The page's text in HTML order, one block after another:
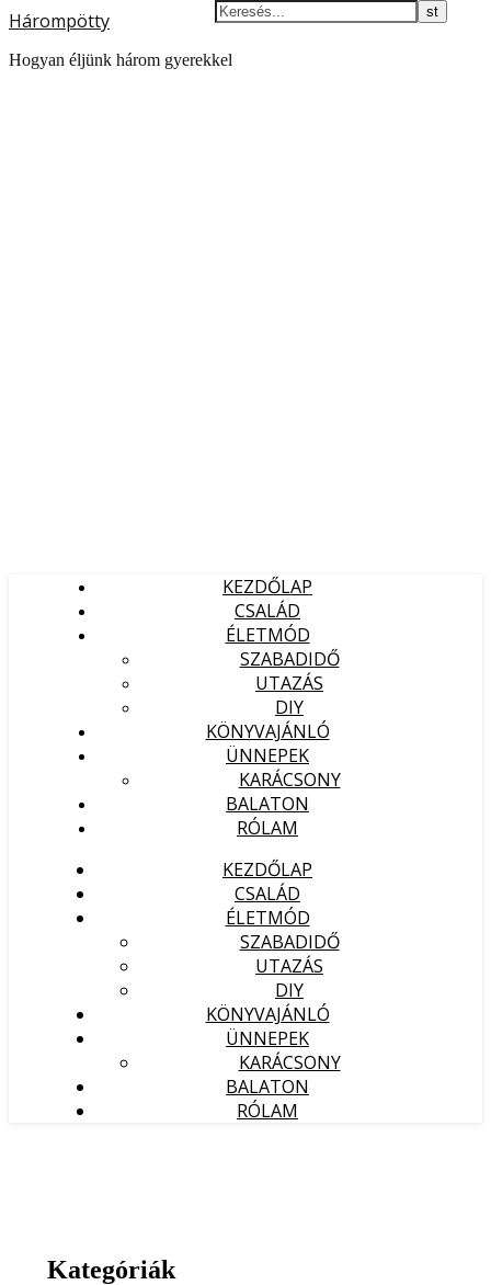
Hárompötty
Hogyan éljünk három gyerekkel
KEZDŐLAP
CSALÁD
ÉLETMÓD
SZABADIDŐ
UTAZÁS
DIY
KÖNYVAJÁNLÓ
ÜNNEPEK
KARÁCSONY
BALATON
RÓLAM
KEZDŐLAP
CSALÁD
ÉLETMÓD
SZABADIDŐ
UTAZÁS
DIY
KÖNYVAJÁNLÓ
ÜNNEPEK
KARÁCSONY
BALATON
RÓLAM
Kategóriák